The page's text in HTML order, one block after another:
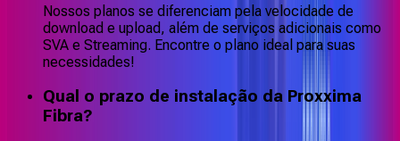
Nossos planos se diferenciam pela velocidade de
download e upload, além de serviços adicionais como
SVA e Streaming. Encontre o plano ideal para suas
necessidades!
Qual o prazo de instalação da Proxxima
Fibra?